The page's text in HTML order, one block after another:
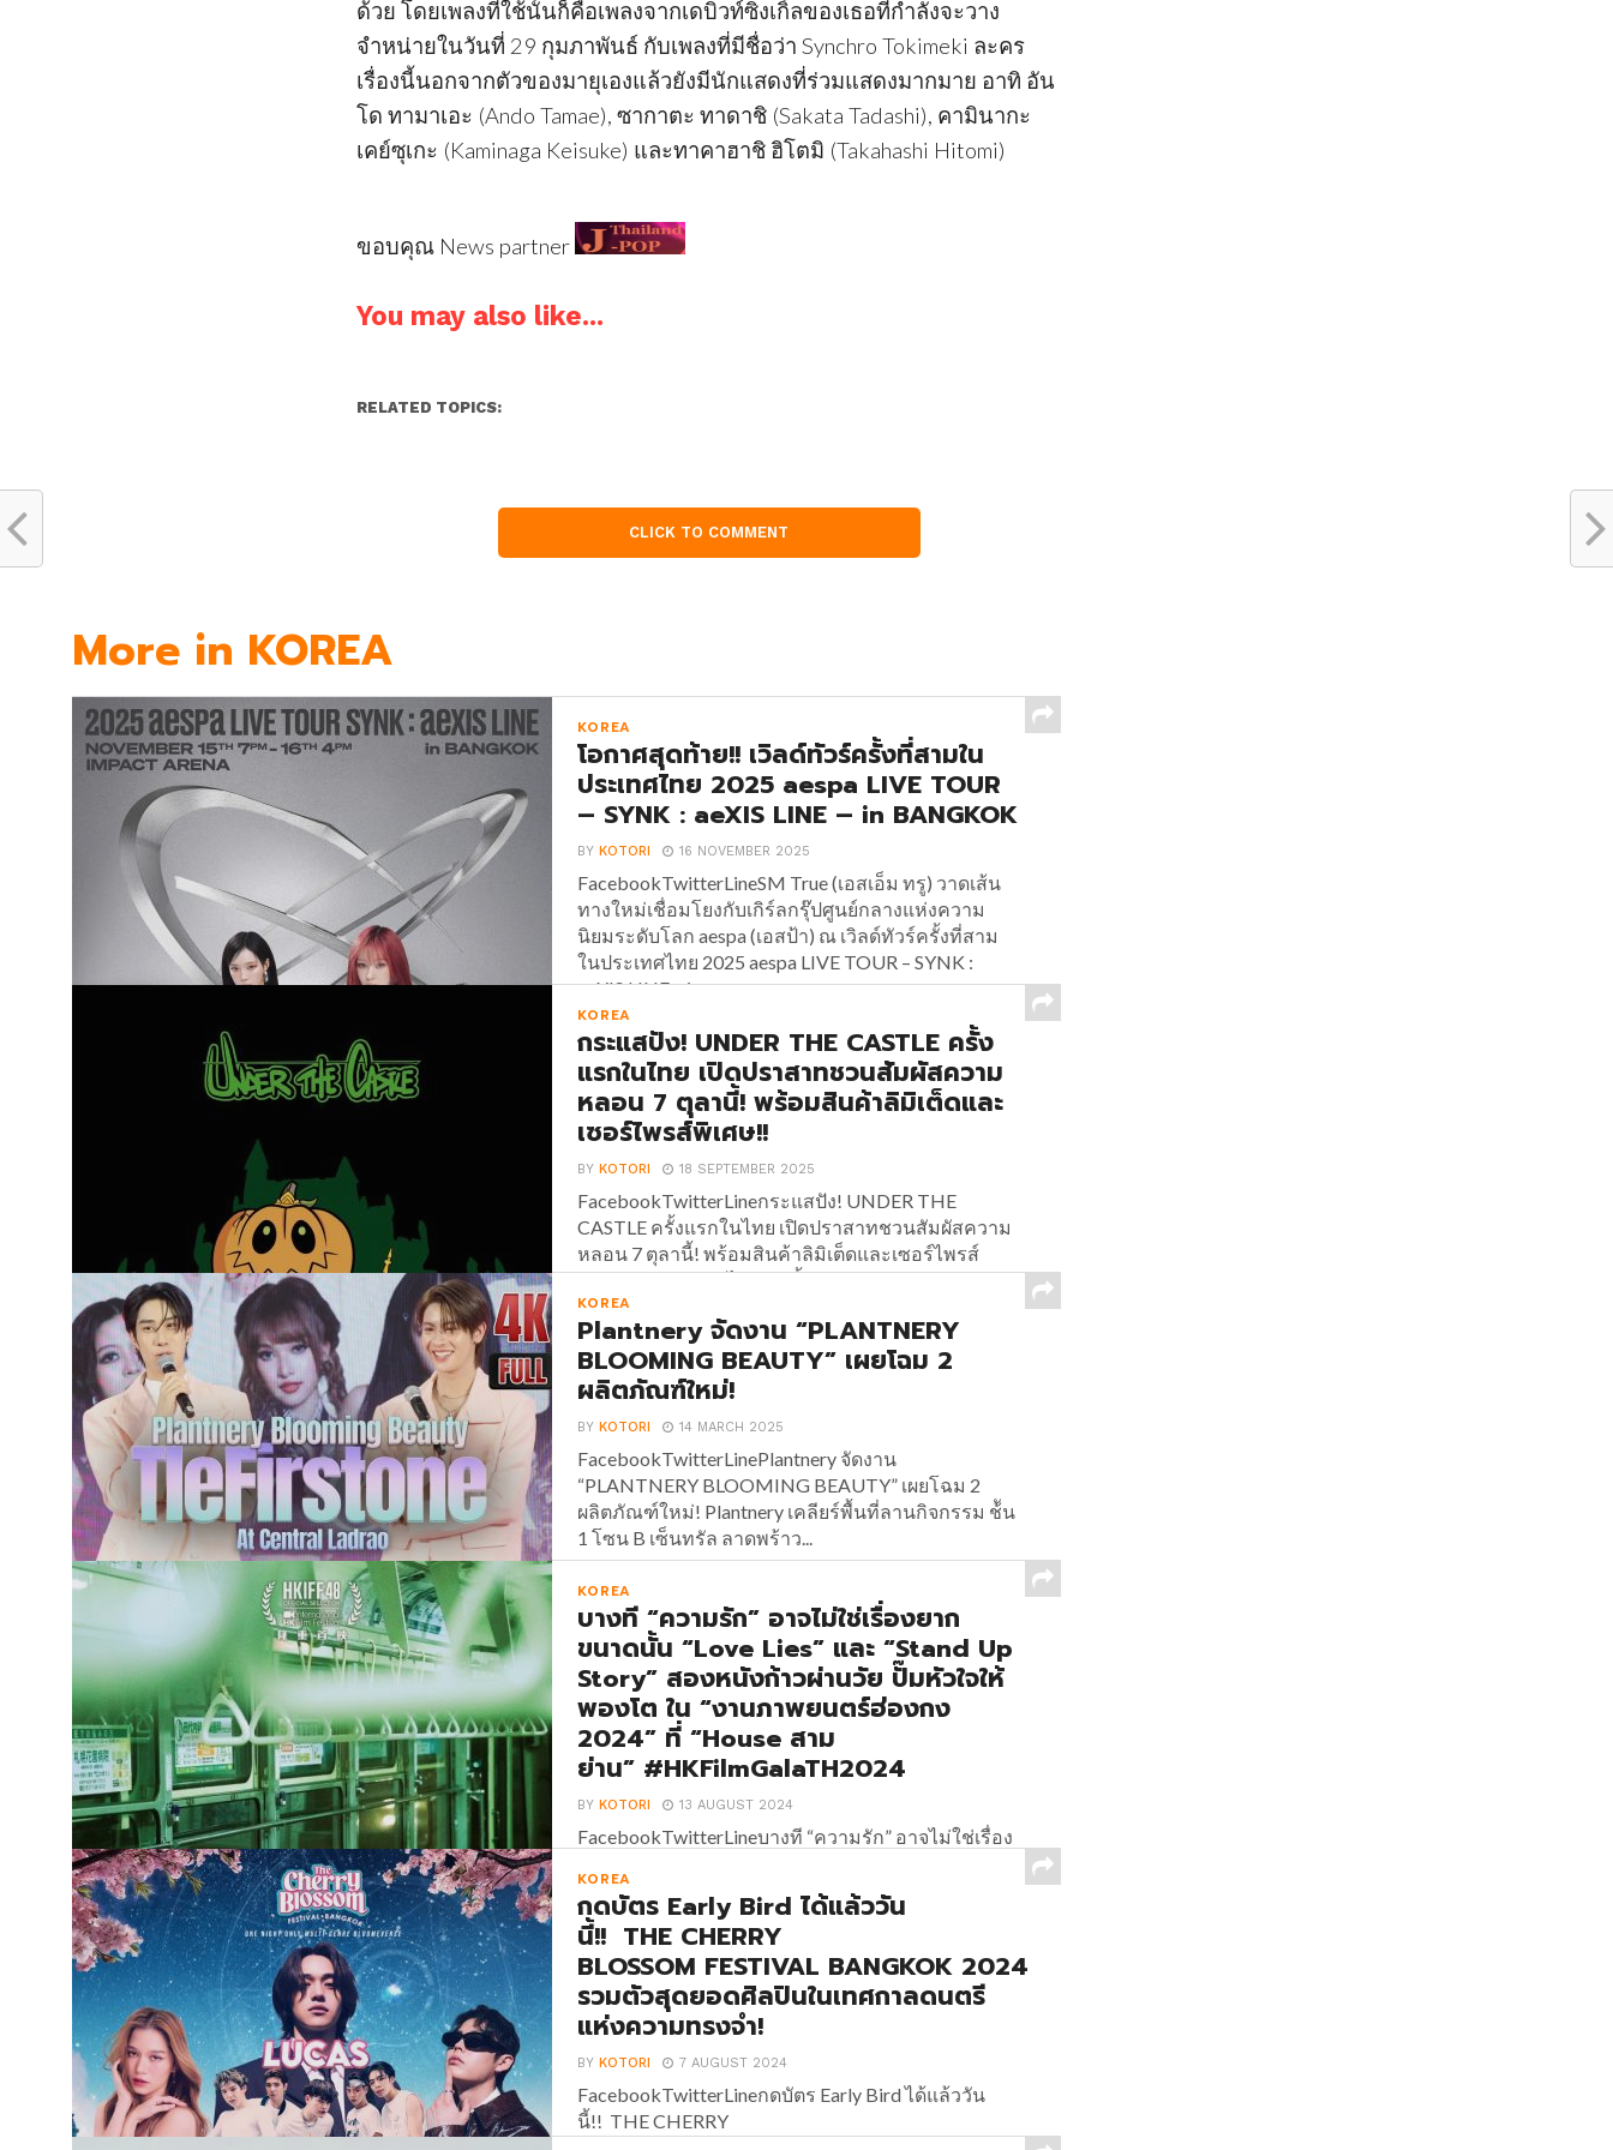
ด้วย โดยเพลงที่ใช้นั้นก็คือเพลงจากเดบิวท์ซิงเกิ้ลของเธอที่กำลังจะวาง
จำหน่ายในวันที่ 29 กุมภาพันธ์ กับเพลงที่มีชื่อว่า Synchro Tokimeki ละคร
เรื่องนี้นอกจากตัวของมายุเองแล้วยังมีนักแสดงที่ร่วมแสดงมากมาย อาทิ อัน
โด ทามาเอะ (Ando Tamae), ซากาตะ ทาดาชิ (Sakata Tadashi), คามินากะ
เคย์ซุเกะ (Kaminaga Keisuke) และทาคาฮาชิ ฮิโตมิ (Takahashi Hitomi)
ขอบคุณ News partner
You may also like...
RELATED TOPICS:
CLICK TO COMMENT
More in KOREA
KOREA
โอกาศสุดท้าย!! เวิลด์ทัวร์ครั้งที่สามใน
ประเทศไทย 2025 aespa LIVE TOUR
– SYNK : aeXIS LINE – in BANGKOK
BYKOTORI 16 NOVEMBER 2025
FacebookTwitterLineSM True (เอสเอ็ม ทรู) วาดเส้น
ทางใหม่เชื่อมโยงกับเกิร์ลกรุ๊ปศูนย์กลางแห่งความ
นิยมระดับโลก aespa (เอสป้า) ณ เวิลด์ทัวร์ครั้งที่สาม
ในประเทศไทย 2025 aespa LIVE TOUR – SYNK :
aeXIS LINE – in...
KOREA
กระแสปัง! UNDER THE CASTLE ครั้ง
แรกในไทย เปิดปราสาทชวนสัมผัสความ
หลอน 7 ตุลานี้! พร้อมสินค้าลิมิเต็ดและ
เซอร์ไพรส์พิเศษ!!
BYKOTORI 18 SEPTEMBER 2025
FacebookTwitterLineกระแสปัง! UNDER THE
CASTLE ครั้งแรกในไทย เปิดปราสาทชวนสัมผัสความ
หลอน 7 ตุลานี้! พร้อมสินค้าลิมิเต็ดและเซอร์ไพรส์
พิเศษ!! กระแสแรงไม่หยุด ตั้งแต่ UNDER THE
CASTLE ประกาศเปิดประตูปราสาทชวนสัมผัสความ
หลอน อีเวนต์ต้อนรับฮาโลวีนครั้งแรกใน
ประเทศไทย!!...
KOREA
Plantnery จัดงาน “PLANTNERY
BLOOMING BEAUTY” เผยโฉม 2
ผลิตภัณฑ์ใหม่!
BYKOTORI 14 MARCH 2025
FacebookTwitterLinePlantnery จัดงาน
“PLANTNERY BLOOMING BEAUTY” เผยโฉม 2
ผลิตภัณฑ์ใหม่! Plantnery เคลียร์พื้นที่ลานกิจกรรม ช้ัน
1 โซน B เซ็นทรัล ลาดพร้าว...
KOREA
บางที “ความรัก” อาจไม่ใช่เรื่องยาก
ขนาดนั้น “Love Lies” และ “Stand Up
Story” สองหนังก้าวผ่านวัย ปั๊มหัวใจให้
พองโต ใน “งานภาพยนตร์ฮ่องกง
2024” ที่ “House สาม
ย่าน” #HKFilmGalaTH2024
BYKOTORI 13 AUGUST 2024
FacebookTwitterLineบางที “ความรัก” อาจไม่ใช่เรื่อง
หนังก้าวผ่านวัย ปั๊มหัวใจให้พองโต ใน “งานภาพยนตร์
ฮ่องกง 2024” ที่ “House สาม
ย่าน” #HKFilmGalaTH2024 นอกเหนือจากหนังดุเข้ม
เต็มแม็กซ์แล้ว “งานภาพยนตร์ฮ่องกง 2024” (Hong
Kong...
KOREA
กดบัตร Early Bird ได้แล้ววัน
นี้!! THE CHERRY
BLOSSOM FESTIVAL BANGKOK 2024
รวมตัวสุดยอดศิลปินในเทศกาลดนตรี
แห่งความทรงจำ!
BYKOTORI 7 AUGUST 2024
FacebookTwitterLineกดบัตร Early Bird ได้แล้ววัน
นี้!! THE CHERRY